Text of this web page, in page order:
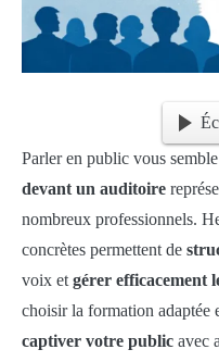
Parler en public vous
devant un auditoire
nombreux professionnels.
concrètes permettent de
voix et gérer efficacement
choisir la formation adaptée
captiver votre public avec